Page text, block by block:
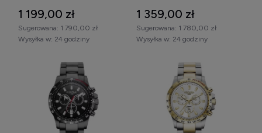
1 199,00 zł
Wysyłka w: 24 godziny
Sugerowana: 1 790,00 zł
1 359,00 zł
Wysyłka w: 24 godziny
Sugerowana: 1 780,00 zł